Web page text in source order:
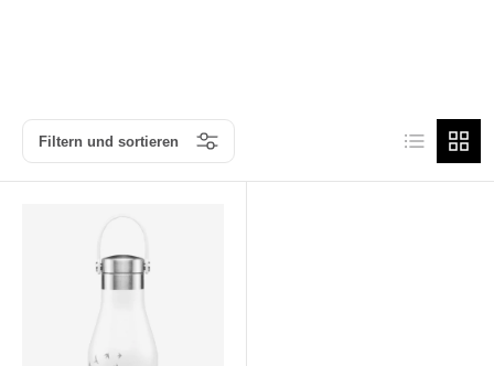
Filtern und sortieren Produktliste